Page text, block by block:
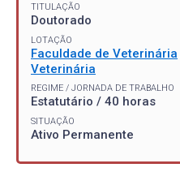
TITULAÇÃO
Doutorado
LOTAÇÃO
Faculdade de Veterinária
Veterinária
REGIME / JORNADA DE TRABALHO
Estatutário / 40 horas
SITUAÇÃO
Ativo Permanente